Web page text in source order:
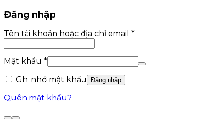
Đăng nhập
Tên tài khoản hoặc địa chỉ email *Bắt
Mật khẩu *Bắt
Ghi nhớ mật khẩu
Đăng nhập
Quên mật khẩu?